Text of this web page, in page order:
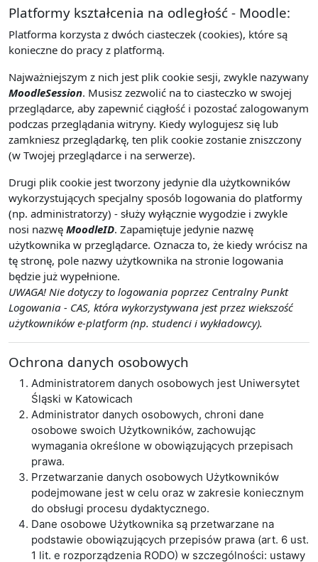
Platformy kształcenia na odległość - Moodle:
Platforma korzysta z dwóch ciasteczek (cookies), które są
konieczne do pracy z platformą.
Najważniejszym z nich jest plik cookie sesji, zwykle nazywany
MoodleSession. Musisz zezwolić na to ciasteczko w swojej
przeglądarce, aby zapewnić ciągłość i pozostać zalogowanym
podczas przeglądania witryny. Kiedy wylogujesz się lub
zamkniesz przeglądarkę, ten plik cookie zostanie zniszczony
(w Twojej przeglądarce i na serwerze).
Drugi plik cookie jest tworzony jedynie dla użytkowników
wykorzystujących specjalny sposób logowania do platformy
(np. administratorzy) - służy wyłącznie wygodzie i zwykle
nosi nazwę MoodleID. Zapamiętuje jedynie nazwę
użytkownika w przeglądarce. Oznacza to, że kiedy wrócisz na
tę stronę, pole nazwy użytkownika na stronie logowania
będzie już wypełnione.
UWAGA! Nie dotyczy to logowania poprzez Centralny Punkt
Logowania - CAS, która wykorzystywana jest przez wiekszość
użytkowników e-platform (np. studenci i wykładowcy).
Ochrona danych osobowych
Administratorem danych osobowych jest Uniwersytet
Śląski w Katowicach
Administrator danych osobowych, chroni dane
osobowe swoich Użytkowników, zachowując
wymagania określone w obowiązujących przepisach
prawa.
Przetwarzanie danych osobowych Użytkowników
podejmowane jest w celu oraz w zakresie koniecznym
do obsługi procesu dydaktycznego.
Dane osobowe Użytkownika są przetwarzane na
podstawie obowiązujących przepisów prawa (art. 6 ust.
1 lit. e rozporządzenia RODO) w szczególności: ustawy